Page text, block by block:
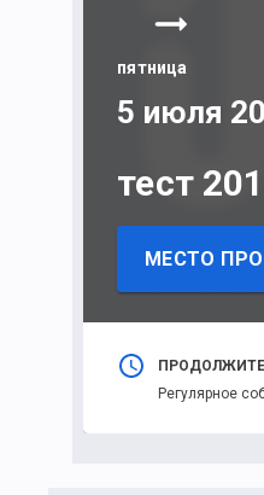
пятница
5 июля
тест
МЕСТО
Регулярное